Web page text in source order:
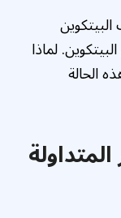
لماذا
الحالة